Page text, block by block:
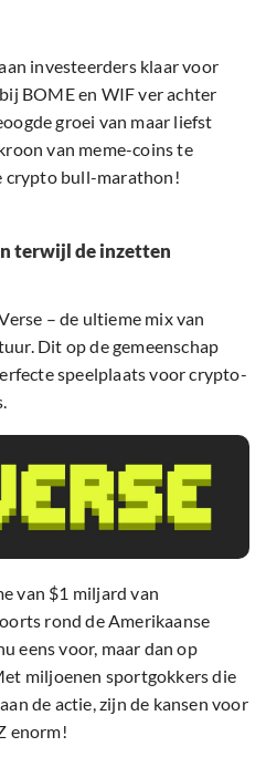
investeerders klaar voor
BOME en WIF ver achter
groei van maar liefst
van meme-coins te
crypto bull-marathon!
terwijl de inzetten
– de ultieme mix van
Dit op de gemeenschap
speelplaats voor crypto-
van $1 miljard van
rond de Amerikaanse
eens voor, maar dan op
miljoenen sportgokkers die
de actie, zijn de kansen voor
enorm!